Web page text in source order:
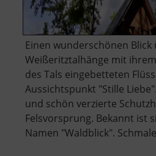
Einen wunderschönen Blick
Weißeritztalhänge mit
des Tals eingebetteten
Aussichtspunkt "Stille
und schön verzierte
Felsvorsprung. Bekannt ist
Namen "Waldblick".